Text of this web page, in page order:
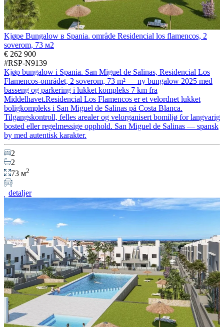
Kjøpe Bungalow в Spania. område Residencial los flamencos, 2
soverom, 73 м2
€ 262 900
#RSP-N9139
Kjøp bungalow i Spania. San Miguel de Salinas, Residencial Los
Flamencos-området, 2 soverom, 73 m² — ny bungalow 2025 med
basseng og parkering i lukket kompleks 7 km fra
Middelhavet.Residencial Los Flamencos er et velordnet lukket
boligkompleks i San Miguel de Salinas på Costa Blanca.
Tilgangskontroll, felles arealer og velorganisert bomiljø for langvarig
bosted eller regelmessige opphold. San Miguel de Salinas — spansk
by med autentisk karakter.
2
2
73 м2
detaljer